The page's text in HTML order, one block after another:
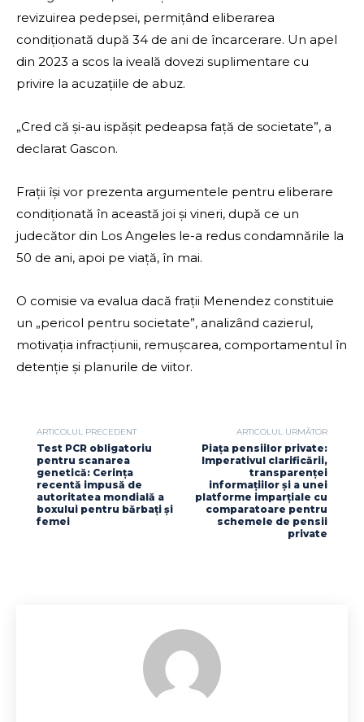
revizuirea pedepsei, permițând eliberarea
condiționată după 34 de ani de încarcerare. Un apel
din 2023 a scos la iveală dovezi suplimentare cu
privire la acuzațiile de abuz.
„Cred că și-au ispășit pedeapsa față de societate”, a
declarat Gascon.
Frații își vor prezenta argumentele pentru eliberare
condiționată în această joi și vineri, după ce un
judecător din Los Angeles le-a redus condamnările la
50 de ani, apoi pe viață, în mai.
O comisie va evalua dacă frații Menendez constituie
un „pericol pentru societate”, analizând cazierul,
motivația infracțiunii, remușcarea, comportamentul în
detenție și planurile de viitor.
ARTICOLUL PRECEDENT
Test PCR obligatoriu
pentru scanarea
genetică: Cerința
recentă impusă de
autoritatea mondială a
boxului pentru bărbați și
femei
ARTICOLUL URMĂTOR
Piața pensiilor private:
Imperativul clarificării,
transparenței
informațiilor și a unei
platforme imparțiale cu
comparatoare pentru
schemele de pensii
private